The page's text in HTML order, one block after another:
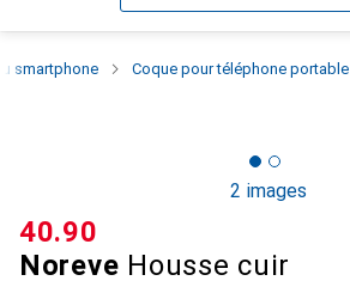
smartphone Coque pour téléphone portable
2 images
Noreve Housse cuir
CHF
40.90